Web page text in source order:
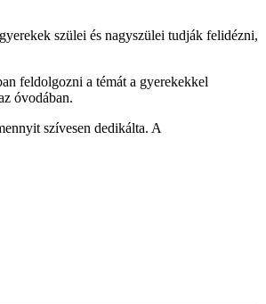
szülei és nagyszülei tudják felidézni,
feldolgozni a témát a gyerekekkel
óvodában.
szívesen dedikálta. A